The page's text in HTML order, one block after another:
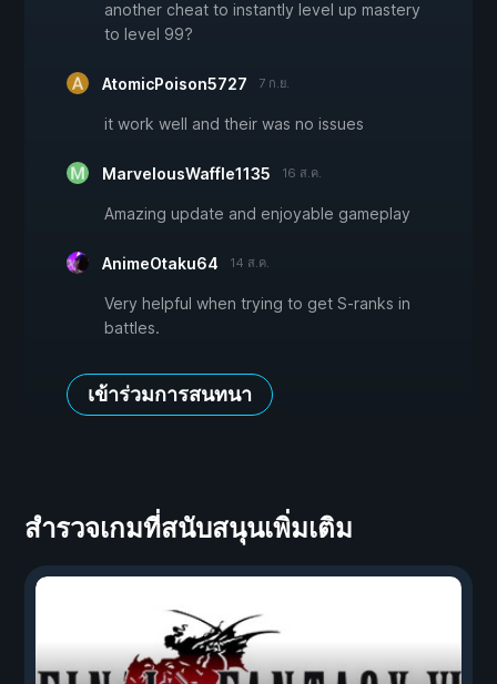
another cheat to instantly level up mastery
to level 99?
AtomicPoison5727 7 ก.ย.
it work well and their was no issues
MarvelousWaffle1135 16 ส.ค.
Amazing update and enjoyable gameplay
AnimeOtaku64 14 ส.ค.
Very helpful when trying to get S-ranks in
battles.
เข้าร่วมการสนทนา
สำรวจเกมที่สนับสนุนเพิ่มเติม